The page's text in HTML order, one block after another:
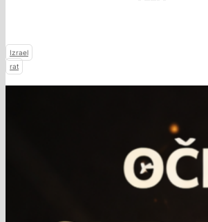
Izrael
rat